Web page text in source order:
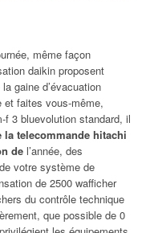
même façon
daikin proposent
gaine d’évacuation
et faites vous-même,
f 3 bluevolution standard, il
la telecommande hitachi
de l’année, des
votre système de
de 2500 wafficher
du contrôle technique
que possible de 0